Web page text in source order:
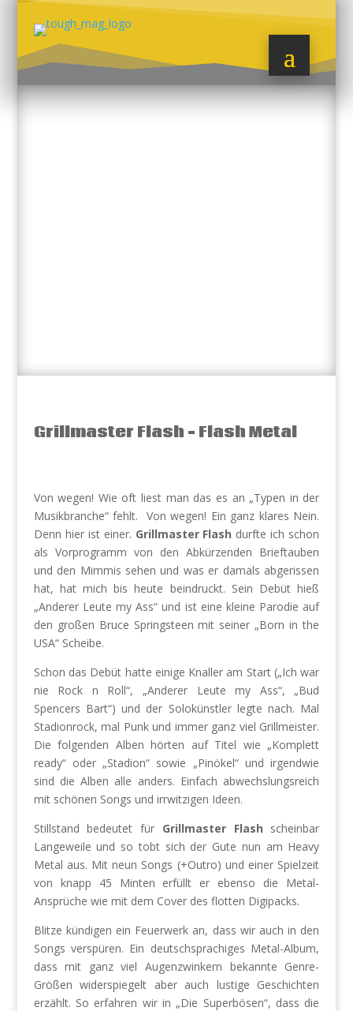
Grillmaster Flash – Flash Metal
Von wegen! Wie oft liest man das es an „Typen in der
Musikbranche“ fehlt.
Von wegen! Ein ganz klares Nein.
Denn hier ist einer. Grillmaster Flash durfte ich schon
als Vorprogramm von den Abkürzenden Brieftauben
und den Mimmis sehen und was er damals abgerissen
hat, hat mich bis heute beindruckt. Sein Debüt hieß
„Anderer Leute my Ass“ und ist eine kleine Parodie auf
den großen Bruce Springsteen mit seiner „Born in the
USA“ Scheibe.
Schon das Debüt hatte einige Knaller am Start („Ich war
nie Rock n Roll“, „Anderer Leute my Ass“, „Bud
Spencers Bart“) und der Solokünstler legte nach. Mal
Stadionrock, mal Punk und immer ganz viel Grillmeister.
Die folgenden Alben hörten auf Titel wie „Komplett
ready“ oder „Stadion“ sowie „Pinökel“ und irgendwie
sind die Alben alle anders. Einfach abwechslungsreich
mit schönen Songs und irrwitzigen Ideen.
Stillstand bedeutet für Grillmaster Flash scheinbar
Langeweile und so tobt sich der Gute nun am Heavy
Metal aus. Mit neun Songs (+Outro) und einer Spielzeit
von knapp 45 Minten erfüllt er ebenso die Metal-
Ansprüche wie mit dem Cover des flotten Digipacks.
Blitze kündigen ein Feuerwerk an, dass wir auch in den
Songs verspüren. Ein deutschsprachiges Metal-Album,
dass mit ganz viel Augenzwinkern bekannte Genre-
Größen widerspiegelt aber auch lustige Geschichten
erzählt. So erfahren wir in „Die Superbösen“, dass die